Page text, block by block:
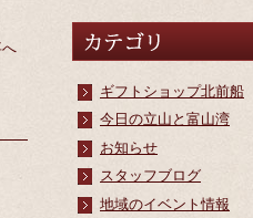
ギフトショップ北前船
今日の立山と富山湾
お知らせ
スタッフブログ
地域のイベント情報